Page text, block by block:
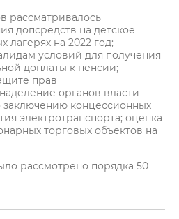
рассматривалось
допсредств на детское
лагерях на 2022 год;
условий для получения
доплаты к пенсии;
прав
органов власти
концессионных
электротранспорта; оценка
торговых объектов на
рассмотрено порядка 50